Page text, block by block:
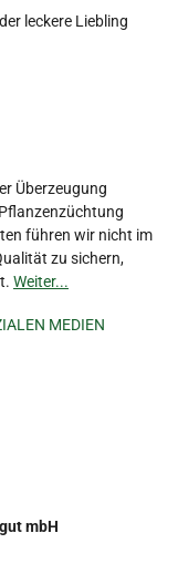
leckere Liebling
Überzeugung
führen wir nicht im
zu sichern,
Weiter...
MEDIEN
mbH